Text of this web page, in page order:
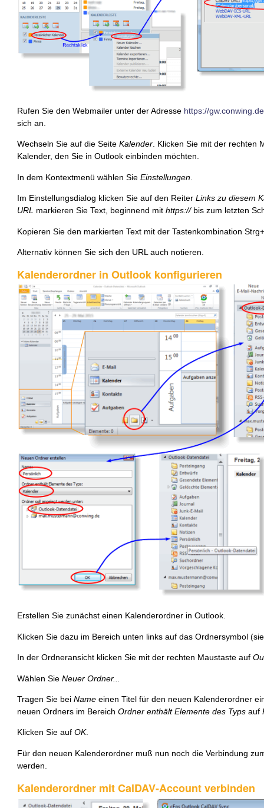
Rufen Sie den Webmailer unter der Adresse https://
sich an.
Wechseln Sie auf die SeiteKalender. Klicken Sie mit der rechten
Kalender, den Sie in Outlook einbinden möchten.
In dem Kontextmenü wählen SieEinstellungen
Im Einstellungsdialog klicken Sie auf den ReiterLinks zu diesem
URL markieren Sie Text, beginnend mithttps://bis zum letzten
Kopieren Sie den markierten Text mit der Tastenkombination
Alternativ können Sie sich den URL auch notieren.
Kalenderordner in Outlook konfigurieren
Erstellen Sie zunächst einen Kalenderordner in Outlook.
Klicken Sie dazu im Bereich unten links auf das Ordnersymbol
In der Ordneransicht klicken Sie mit der rechten Maustaste auf
Wählen SieNeuer Ordner...
Tragen Sie beiName einen Titel für den neuen Kalenderordner
neuen Ordners im BereichOrdner enthält Elemente des Typs auf
Klicken Sie aufOK.
Für den neuen Kalenderordner muß nun noch die Verbindung
werden.
Kalenderordner mit CalDAV-Account verbinden